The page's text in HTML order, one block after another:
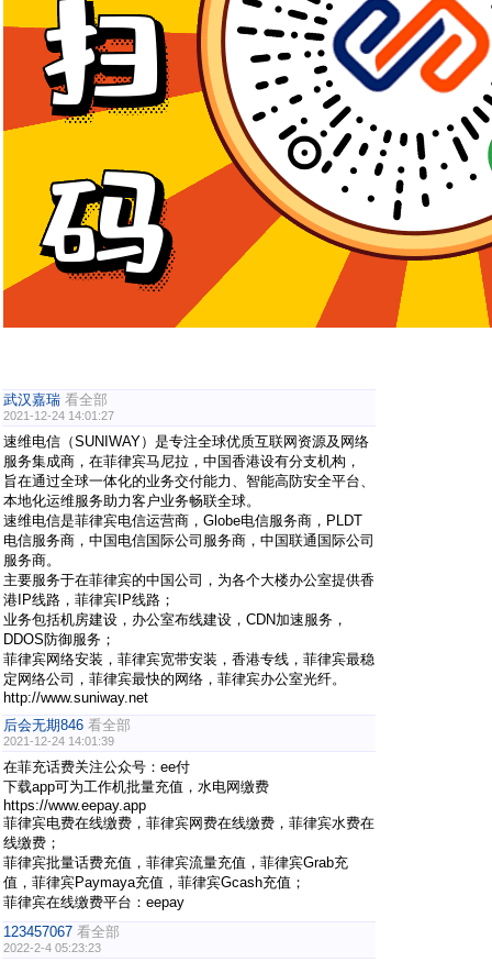
武汉嘉瑞 看全部
2021-12-24 14:01:27
速维电信（SUNIWAY）是专注全球优质互联网资源及网络
服务集成商，在菲律宾马尼拉，中国香港设有分支机构，
旨在通过全球一体化的业务交付能力、智能高防安全平台、
本地化运维服务助力客户业务畅联全球。
速维电信是菲律宾电信运营商，Globe电信服务商，PLDT
电信服务商，中国电信国际公司服务商，中国联通国际公司
服务商。
主要服务于在菲律宾的中国公司，为各个大楼办公室提供香
港IP线路，菲律宾IP线路；
业务包括机房建设，办公室布线建设，CDN加速服务，
DDOS防御服务；
菲律宾网络安装，菲律宾宽带安装，香港专线，菲律宾最稳
定网络公司，菲律宾最快的网络，菲律宾办公室光纤。
http://www.suniway.net
后会无期846 看全部
2021-12-24 14:01:39
在菲充话费关注公众号：ee付
下载app可为工作机批量充值，水电网缴费
https://www.eepay.app
菲律宾电费在线缴费，菲律宾网费在线缴费，菲律宾水费在
线缴费；
菲律宾批量话费充值，菲律宾流量充值，菲律宾Grab充
值，菲律宾Paymaya充值，菲律宾Gcash充值；
菲律宾在线缴费平台：eepay
123457067 看全部
2022-2-4 05:23:23